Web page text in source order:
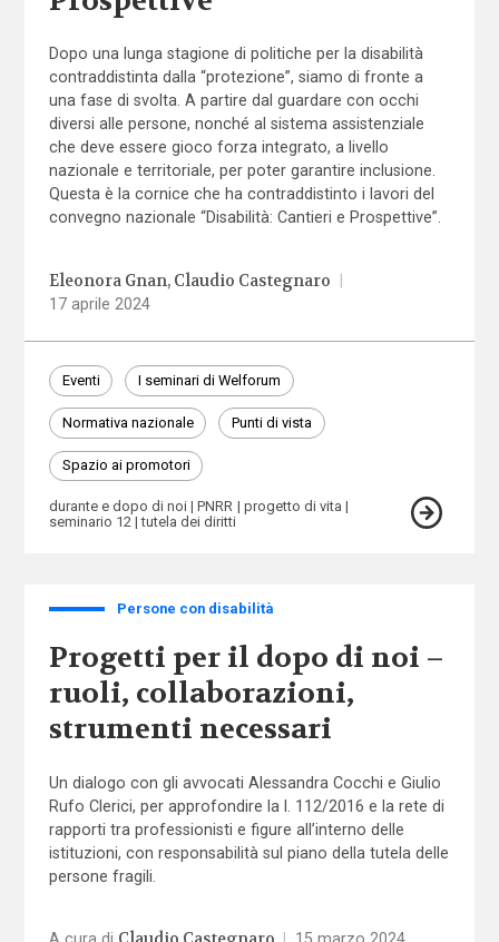
Dopo una lunga stagione di politiche per la disabilità
contraddistinta dalla “protezione”, siamo di fronte a
una fase di svolta. A partire dal guardare con occhi
diversi alle persone, nonché al sistema assistenziale
che deve essere gioco forza integrato, a livello
nazionale e territoriale, per poter garantire inclusione.
Questa è la cornice che ha contraddistinto i lavori del
convegno nazionale “Disabilità: Cantieri e Prospettive”.
Eleonora Gnan Claudio Castegnaro
17 aprile 2024
Eventi I seminari di Welforum
Normativa nazionale Punti di vista
Spazio ai promotori
durante e dopo di noi PNRR
progetto di vita
seminario 12
tutela dei diritti
Persone con disabilità
Progetti per il dopo di noi –
ruoli, collaborazioni,
strumenti necessari
Un dialogo con gli avvocati Alessandra Cocchi e Giulio
Rufo Clerici, per approfondire la l. 112/2016 e la rete di
rapporti tra professionisti e figure all’interno delle
istituzioni, con responsabilità sul piano della tutela delle
persone fragili.